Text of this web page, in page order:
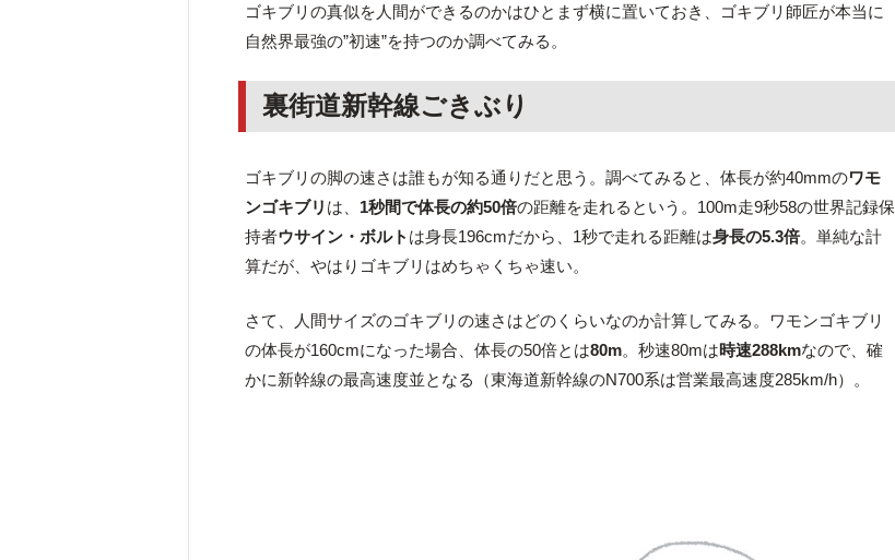
ゴキブリの真似を人間ができるのかはひとまず横に置いておき、ゴキブリ師匠が本当に
自然界最強の”初速”を持つのか調べてみる。
裏街道新幹線ごきぶり
ゴキブリの脚の速さは誰もが知る通りだと思う。調べてみると、体長が約40mmのワモ
ンゴキブリ は、 1秒間で体長の約50倍の距離を走れるという。100m走9秒58の世界記録保
持者ウサイン・ボルト は身長196cmだから、1秒で走れる距離は身長の5.3倍。単純な計
算だが、やはりゴキブリはめちゃくちゃ速い。
さて、人間サイズのゴキブリの速さはどのくらいなのか計算してみる。ワモンゴキブリ
の体長が160cmになった場合、体長の50倍とは80m。秒速80mは時速288kmなので、確
かに新幹線の最高速度並となる（東海道新幹線のN700系は営業最高速度285km/h）。